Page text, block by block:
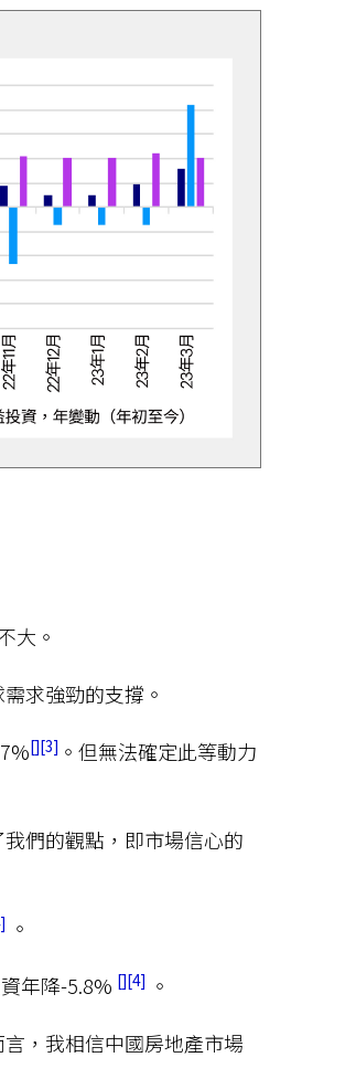
大。
求強勁的支撐。
3 。但無法確定此等動力
們的觀點，即市場信心的
。
年降-5.8%
4
。
，我相信中國房地產市場